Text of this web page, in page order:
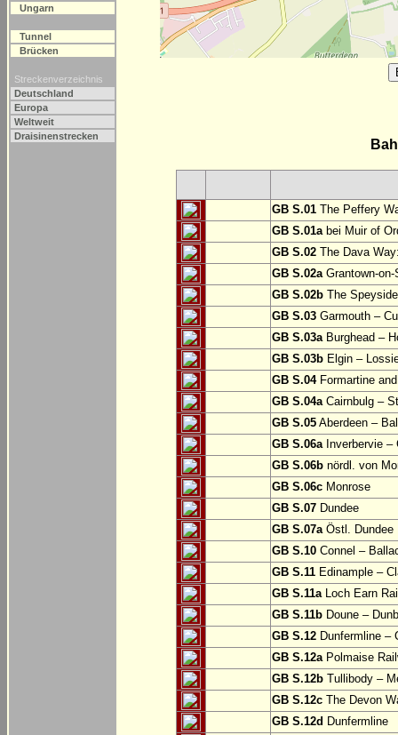
Ungarn
Tunnel
Brücken
Streckenverzeichnis
Deutschland
Europa
Weltweit
Draisinenstrecken
GB S.01 The Peffery
GB S.01abei Muir of
GB S.02 The Dava
GB S.02aGrantown-on-
GB S.02b The
GB S.03 Garmouth –
GB S.03aBurghead –
GB S.03b Elgin –
GB S.04Formartine
GB S.04aCairnbulg –
GB S.05 Aberdeen –
GB S.06aInverbervie –
GB S.06b nördl. von
GB S.06c Monrose
GB S.07 Dundee
GB S.07aÖstl. Dundee
GB S.10 Connel –
GB S.11 Edinample –
GB S.11aLoch Earn
GB S.11b Doune –
GB S.12 Dunfermline –
GB S.12aPolmaise
GB S.12b Tullibody –
GB S.12c The Devon
GB S.12d Dunfermline